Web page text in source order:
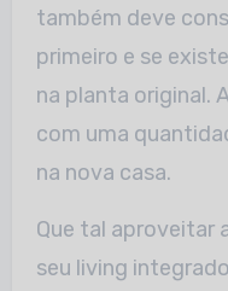
também deve
primeiro e se
na planta original.
com uma
na nova casa.
Que tal aproveitar
seu living